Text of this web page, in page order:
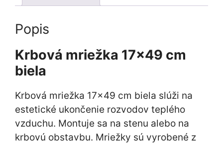
Popis
Krbová mriežka 17×49 cm
biela
Krbová mriežka 17×49 cm biela slúži na
estetické ukončenie rozvodov teplého
vzduchu. Montuje sa na stenu alebo na
krbovú obstavbu. Mriežky sú vyrobené z